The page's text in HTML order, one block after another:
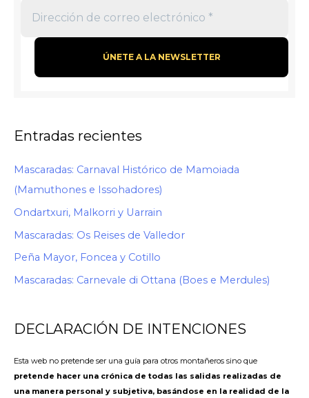
Entradas recientes
Mascaradas: Carnaval Histórico de Mamoiada
(Mamuthones e Issohadores)
Ondartxuri, Malkorri y Uarrain
Mascaradas: Os Reises de Valledor
Peña Mayor, Foncea y Cotillo
Mascaradas: Carnevale di Ottana (Boes e Merdules)
DECLARACIÓN DE INTENCIONES
Esta web no pretende ser una guía para otros montañeros sino que
pretende hacer una crónica de todas las salidas realizadas de
una manera personal y subjetiva, basándose en la realidad de la